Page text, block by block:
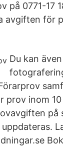
på 0771-17
avgiften för
Du kan
prov inom
på